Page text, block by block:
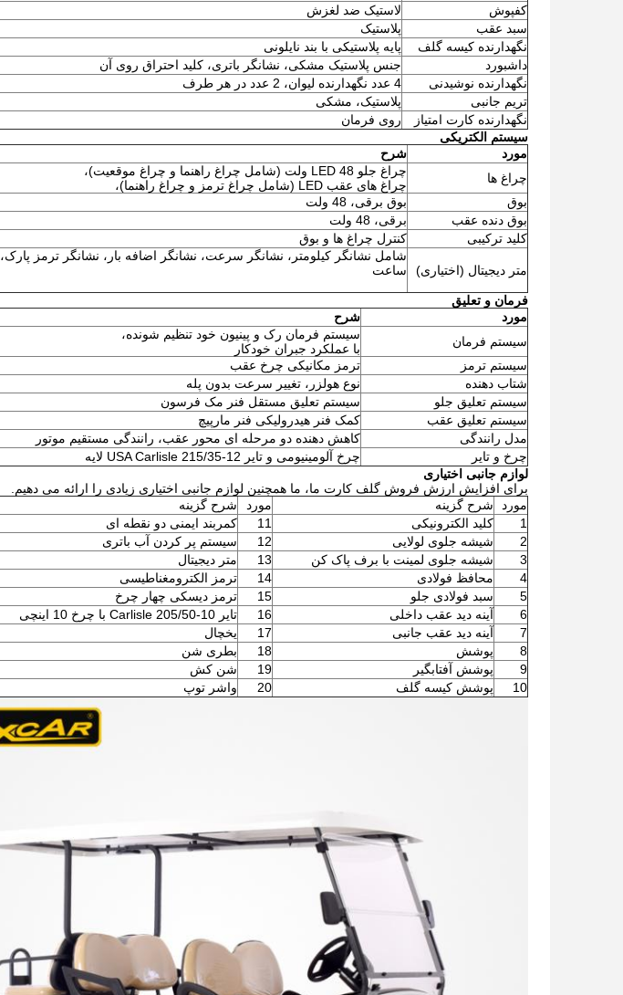
کفپوش
لاستیک ضد لغزش
سبد عقب
پلاستیک
نگهدارنده کیسه گلف
پایه پلاستیکی با بند نایلونی
داشبورد
جنس پلاستیک مشکی، نشانگر باتری، کلید احتراق روی آن
نگهدارنده نوشیدنی
4 عدد نگهدارنده لیوان، 2 عدد در هر طرف
تریم جانبی
پلاستیک، مشکی
نگهدارنده کارت امتیاز
روی فرمان
سیستم الکتریکی
مورد
شرح
چراغ ها
چراغ جلو LED 48 ولت (شامل چراغ راهنما و چراغ موقعیت)،
چراغ های عقب LED (شامل چراغ ترمز و چراغ راهنما)،
بوق
بوق برقی، 48 ولت
بوق دنده عقب
برقی، 48 ولت
کلید ترکیبی
کنترل چراغ ها و بوق
متر دیجیتال (اختیاری)
شامل نشانگر کیلومتر، نشانگر سرعت، نشانگر اضافه بار، نشانگر ترمز پارک،
ساعت
فرمان و تعلیق
مورد
شرح
سیستم فرمان
سیستم فرمان رک و پینیون خود تنظیم شونده،
با عملکرد جبران خودکار
سیستم ترمز
ترمز مکانیکی چرخ عقب
شتاب دهنده
نوع هولزر، تغییر سرعت بدون پله
سیستم تعلیق جلو
سیستم تعلیق مستقل فنر مک فرسون
سیستم تعلیق عقب
کمک فنر هیدرولیکی فنر مارپیچ
مدل رانندگی
کاهش دهنده دو مرحله ای محور عقب، رانندگی مستقیم موتور
چرخ و تایر
چرخ آلومینیومی و تایر USA Carlisle 215/35-12 لایه
لوازم جانبی اختیاری
برای افزایش ارزش فروش گلف کارت ما، ما همچنین لوازم جانبی اختیاری زیادی را ارائه می دهیم.
مورد
شرح گزینه مورد
شرح گزینه
1
کلید الکترونیکی 11
کمربند ایمنی دو نقطه ای
2
شیشه جلوی لولایی 12
سیستم پر کردن آب باتری
3
شیشه جلوی لمینت با برف پاک کن 13
متر دیجیتال
4
محافظ فولادی 14
ترمز الکترومغناطیسی
5
سبد فولادی جلو 15
ترمز دیسکی چهار چرخ
6
آینه دید عقب داخلی 16
تایر Carlisle 205/50-10 با چرخ 10 اینچی
7
آینه دید عقب جانبی 17
یخچال
8
پوشش 18
بطری شن
9
پوشش آفتابگیر 19
شن کش
10
پوشش کیسه گلف 20 واشر توپ